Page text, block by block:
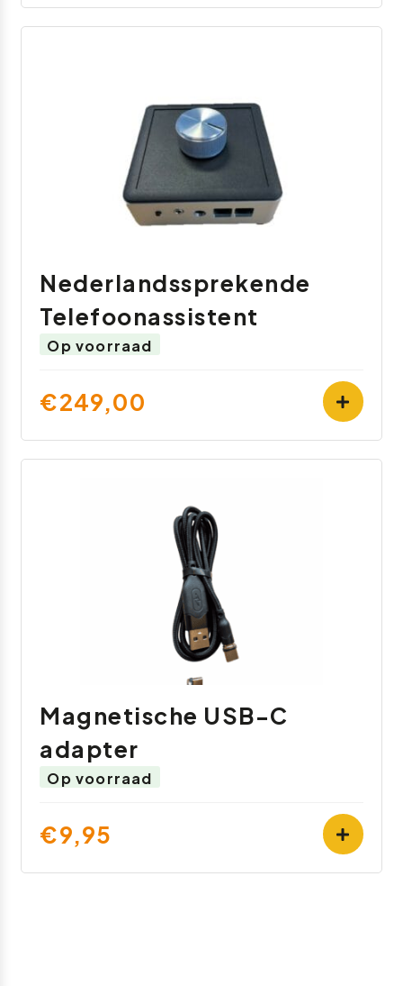
Nederlandssprekende
Telefoonassistent
Op voorraad
€249,00
Magnetische USB-C
adapter
Op voorraad
€9,95